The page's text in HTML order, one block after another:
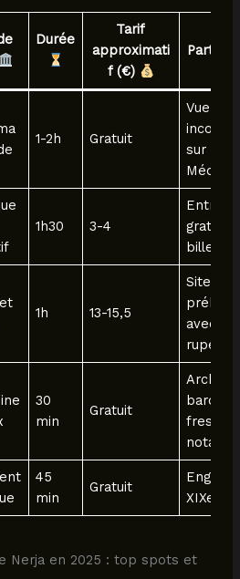
Durée
Tarif
approximati
f (€)
1-2h Gratuit
Vue
sur la
1h30 3-4
Entrée
gratuite
billet
1h 13-15,5
Site
avec
30
min
Gratuit
45
min
Gratuit
XIXe
Nerja en 2025 : top spots et